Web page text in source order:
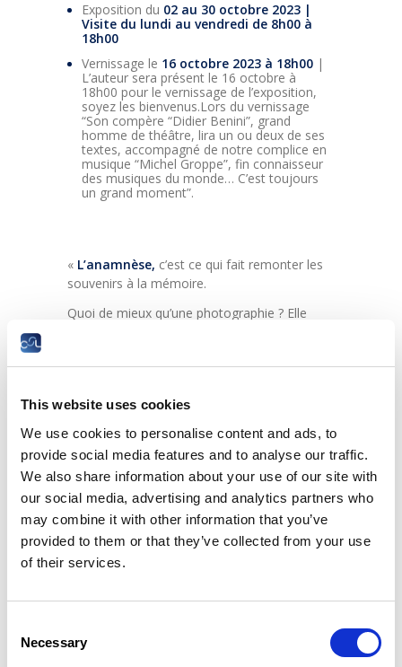
This website uses cookies
We use cookies to personalise content and ads, to
provide social media features and to analyse our traffic.
We also share information about your use of our site with
our social media, advertising and analytics partners who
may combine it with other information that you’ve
provided to them or that they’ve collected from your use
of their services.
Selection
Necessary
Exposition du 02 au 30 octobre 2023 |
Visite du lundi au vendredi de 8h00 à
18h00
Vernissage le 16 octobre 2023 à 18h00|
L’auteur sera présent le 16 octobre à
18h00 pour le vernissage de l’exposition,
soyez les bienvenus.Lors du vernissage
“Son compère “Didier Benini”, grand
homme de théâtre, lira un ou deux de ses
textes, accompagné de notre complice en
musique “Michel Groppe”, fin connaisseur
des musiques du monde… C’est toujours
un grand moment”.
« L’anamnèse, c’est ce qui fait remonter les
souvenirs à la mémoire.
Quoi de mieux qu’une photographie ? Elle
pensées en écho à votre histoire singulière.
Et pourtant, l’esprit humain est ainsi fait que
savoir comment, des parcelles d’évènements
concernant l’histoire de nos parents ou de
nos grands-parents sans que personne ne
nous en ait jamais parlé. Cela est
probablement cette part de l’esprit humain
que nous ne connaîtrons jamais mais qui
appartient à l’humanité toute entière.
mes photos avec ses 4 thèmes :
La FenTsch, paysages postindustriels